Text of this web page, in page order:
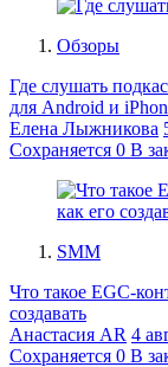
Обзоры
Где слушать
для Android и
Елена Лыжникова
Сохраняется 0 В
SMM
Что такое EGC-
создавать
Анастасия AR 4
Сохраняется 0 В